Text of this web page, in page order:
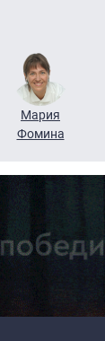
Мария
Фомина